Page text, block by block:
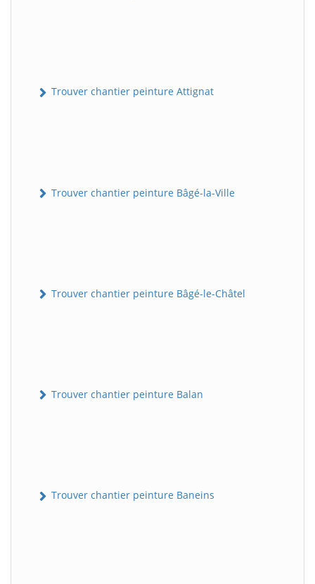
Trouver chantier peinture Attignat
Trouver chantier peinture Bâgé-la-Ville
Trouver chantier peinture Bâgé-le-Châtel
Trouver chantier peinture Balan
Trouver chantier peinture Baneins